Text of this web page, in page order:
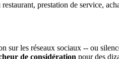
prestation de service,
les réseaux sociaux -- ou
de considération pour des